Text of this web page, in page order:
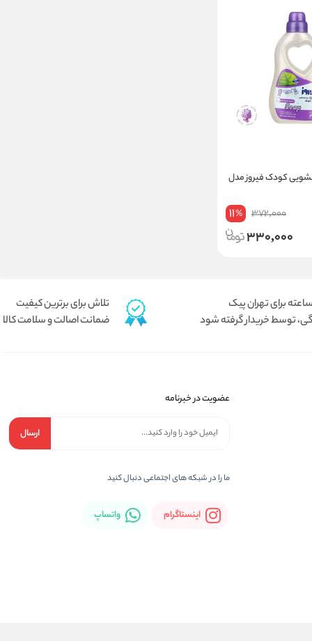
کودک فیروز مدل
372,000
11%
330,000
توسط خریدار گرفته شود
تلاش برای برترین کیفیت
ضمانت اصالت و سلامت کالا
عضویت در خبرنامه
ارسال
ما را در شبكه های اجتماعی دنبال کنید
اینستاگرام واتساپ